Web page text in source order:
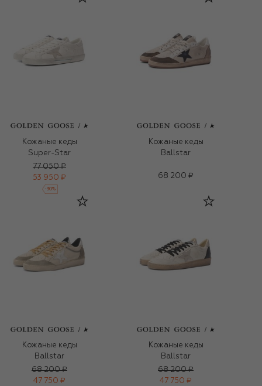
Кожаные кеды
Super-Star
77 050 ₽
53 950 ₽
-30%
Кожаные кеды
Ballstar
68 200 ₽
Кожаные кеды
Ballstar
68 200 ₽
47 750 ₽
Кожаные кеды
Ballstar
68 200 ₽
47 750 ₽